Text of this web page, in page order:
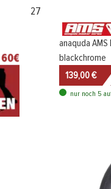
27
anaquda
blackchrome
139,00 €
nur noch 5